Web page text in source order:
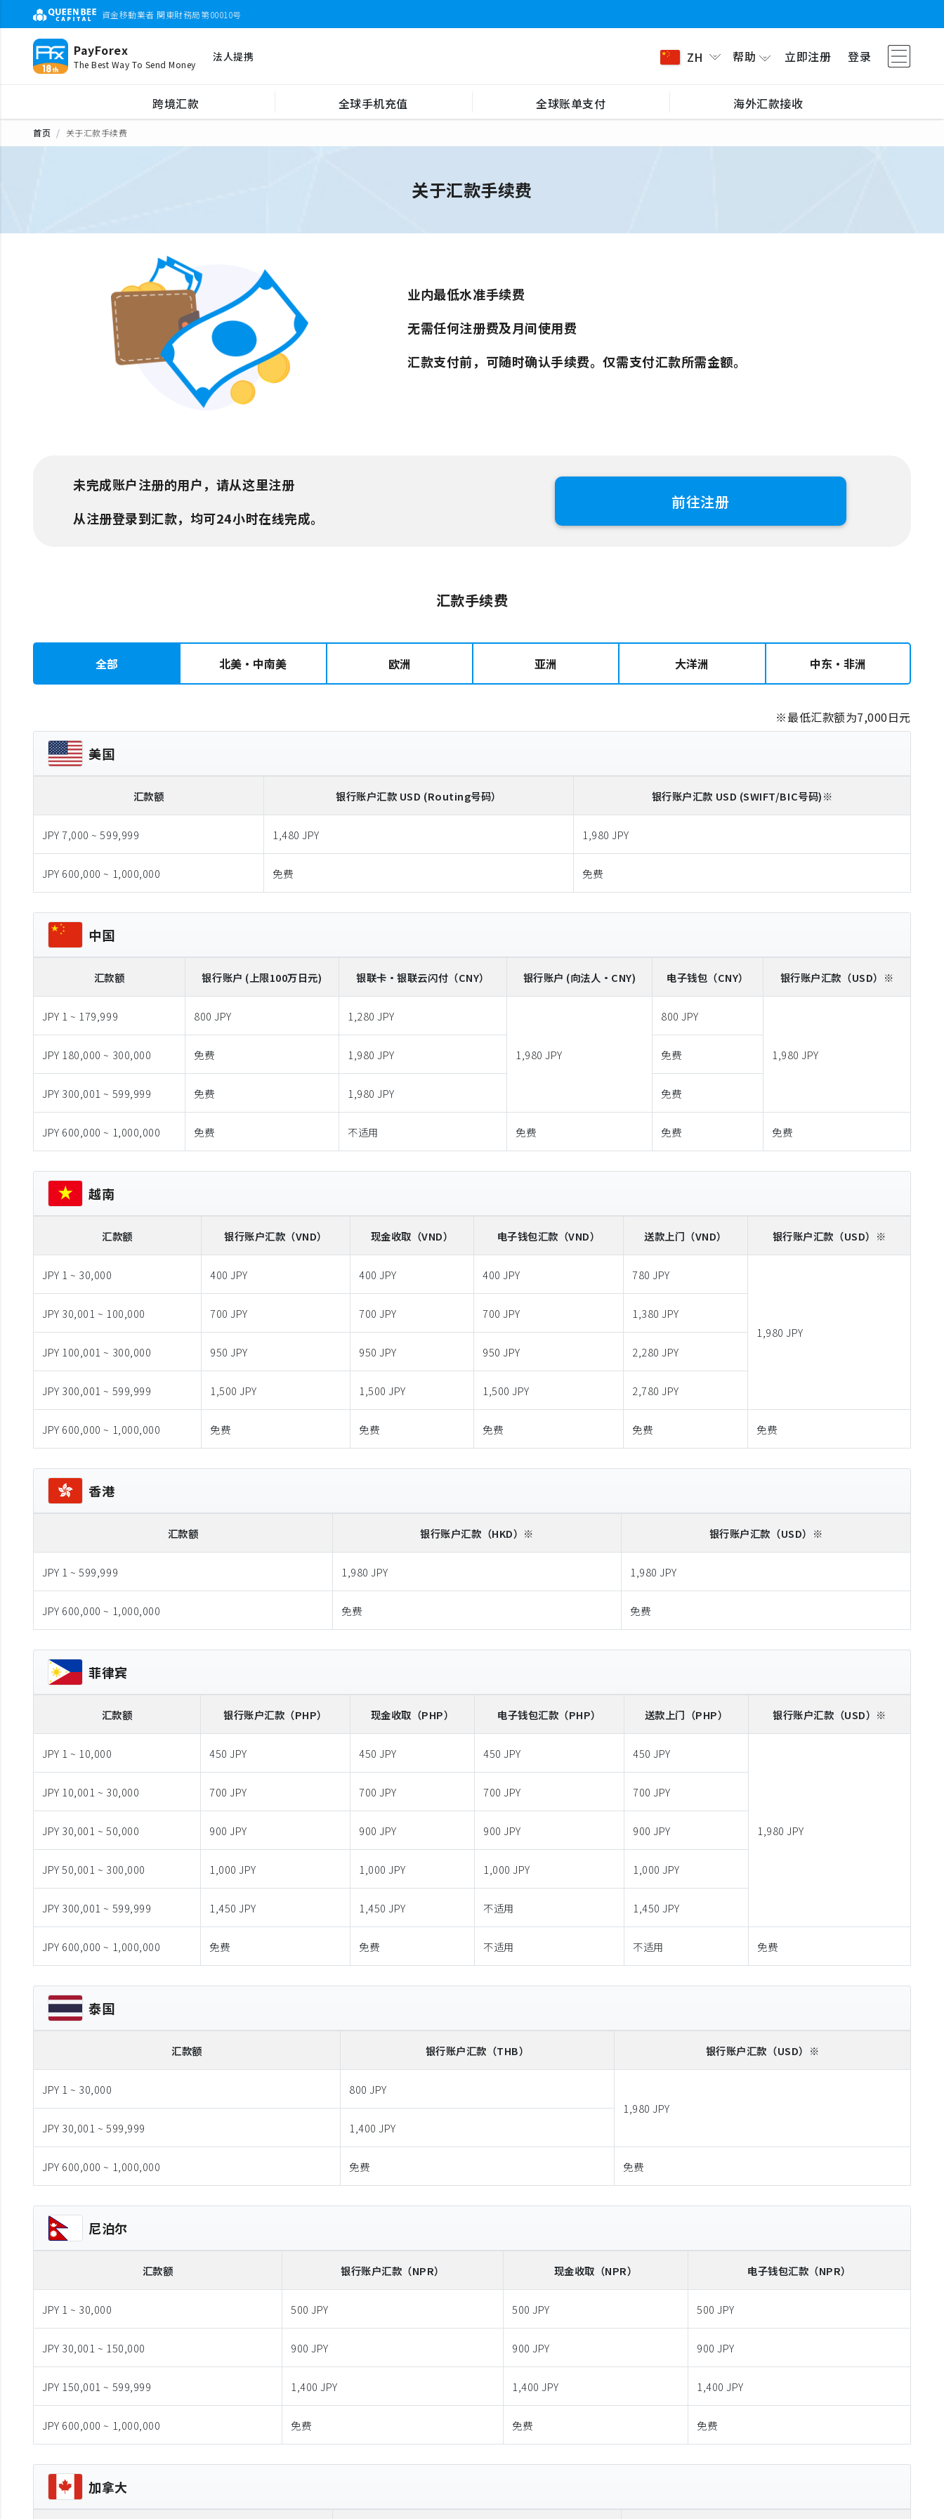
資金移動業者 関東財務局第00010号
PayForex
The Best Way To Send Money
法人提携 ZH 帮助 立即注册 登录
跨境汇款 全球手机充值 全球账单支付 海外汇款接收
首页 关于汇款手续费
关于汇款手续费
业内最低水准手续费
无需任何注册费及月间使用费
汇款支付前，可随时确认手续费。仅需支付汇款所需金额。
未完成账户注册的用户，请从这里注册
从注册登录到汇款，均可24小时在线完成。
前往注册
汇款手续费
全部 北美・中南美 欧洲 亚洲 大洋洲 中东・非洲
※最低汇款额为7,000日元
美国
汇款额 银行账户汇款 USD (Routing号码） 银行账户汇款 USD (SWIFT/BIC号码)※
JPY 7,000 ~ 599,999 1,480 JPY 1,980 JPY
JPY 600,000 ~ 1,000,000 免费 免费
中国
汇款额 银行账户 (上限100万日元) 银联卡・银联云闪付 （CNY） 银行账户 (向法人・CNY) 电子钱包 （CNY） 银行账户汇款 （USD）※
JPY 1 ~ 179,999 800 JPY 1,280 JPY
1,980 JPY
800 JPY
1,980 JPY
JPY 180,000 ~ 300,000 免费 1,980 JPY 免费
JPY 300,001 ~ 599,999 免费 1,980 JPY 免费
JPY 600,000 ~ 1,000,000 免费 不适用 免费 免费 免费
越南
汇款额 银行账户汇款 （VND） 现金收取 （VND） 电子钱包汇款 （VND） 送款上门 （VND） 银行账户汇款 （USD）※
JPY 1 ~ 30,000 400 JPY 400 JPY 400 JPY 780 JPY
1,980 JPY
JPY 30,001 ~ 100,000 700 JPY 700 JPY 700 JPY 1,380 JPY
JPY 100,001 ~ 300,000 950 JPY 950 JPY 950 JPY 2,280 JPY
JPY 300,001 ~ 599,999 1,500 JPY 1,500 JPY 1,500 JPY 2,780 JPY
JPY 600,000 ~ 1,000,000 免费 免费 免费 免费 免费
香港
汇款额 银行账户汇款 （HKD）※ 银行账户汇款 （USD）※
JPY 1 ~ 599,999 1,980 JPY 1,980 JPY
JPY 600,000 ~ 1,000,000 免费 免费
菲律宾
汇款额 银行账户汇款 （PHP） 现金收取 （PHP） 电子钱包汇款 （PHP） 送款上门 （PHP） 银行账户汇款 （USD）※
JPY 1 ~ 10,000 450 JPY 450 JPY 450 JPY 450 JPY
1,980 JPY
JPY 10,001 ~ 30,000 700 JPY 700 JPY 700 JPY 700 JPY
JPY 30,001 ~ 50,000 900 JPY 900 JPY 900 JPY 900 JPY
JPY 50,001 ~ 300,000 1,000 JPY 1,000 JPY 1,000 JPY 1,000 JPY
JPY 300,001 ~ 599,999 1,450 JPY 1,450 JPY 不适用 1,450 JPY
JPY 600,000 ~ 1,000,000 免费 免费 不适用 不适用 免费
泰国
汇款额 银行账户汇款 （THB） 银行账户汇款 （USD）※
JPY 1 ~ 30,000
800 JPY
1,980 JPY
JPY 30,001 ~ 599,999
1,400 JPY
JPY 600,000 ~ 1,000,000 免费 免费
尼泊尔
汇款额 银行账户汇款 （NPR） 现金收取 （NPR） 电子钱包汇款 （NPR）
JPY 1 ~ 30,000 500 JPY 500 JPY 500 JPY
JPY 30,001 ~ 150,000 900 JPY 900 JPY 900 JPY
JPY 150,001 ~ 599,999 1,400 JPY 1,400 JPY 1,400 JPY
JPY 600,000 ~ 1,000,000 免费 免费 免费
加拿大